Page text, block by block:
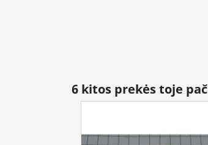
6 kitos prekės toje